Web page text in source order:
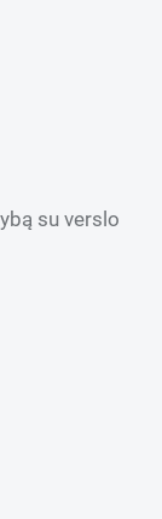
su verslo